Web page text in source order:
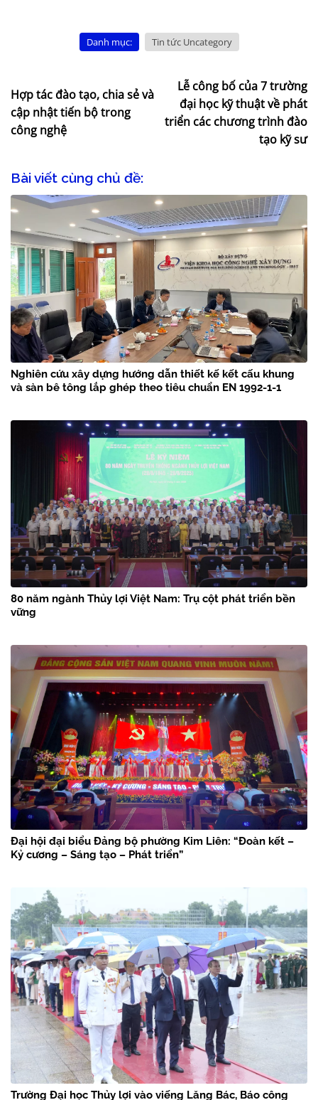
Danh mục: Tin tức Uncategory
Hợp tác đào tạo, chia sẻ và
cập nhật tiến bộ trong
công nghệ
Lễ công bố của 7 trường
đại học kỹ thuật về phát
triển các chương trình đào
tạo kỹ sư
Bài viết cùng chủ đề:
Nghiên cứu xây dựng hướng dẫn thiết kế kết cấu khung
và sàn bê tông lắp ghép theo tiêu chuẩn EN 1992-1-1
80 năm ngành Thủy lợi Việt Nam: Trụ cột phát triển bền
vững
Đại hội đại biểu Đảng bộ phường Kim Liên: “Đoàn kết –
Kỷ cương – Sáng tạo – Phát triển”
Trường Đại học Thủy lợi vào viếng Lăng Bác, Báo công